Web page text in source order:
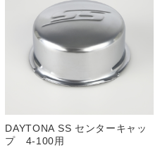
DAYTONA SS センターキャッ
プ 4-100用